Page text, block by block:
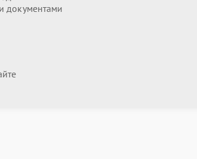
документами